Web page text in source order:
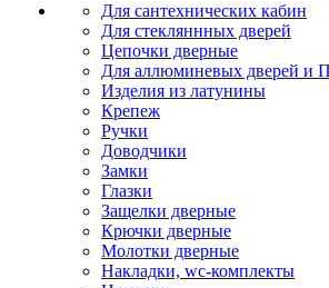
Для сантехнических кабин
Для стекляннных дверей
Цепочки дверные
Для аллюминевых дверей и
Изделия из латунины
Крепеж
Ручки
Доводчики
Замки
Глазки
Защелки дверные
Крючки дверные
Молотки дверные
Накладки, wc-комплекты